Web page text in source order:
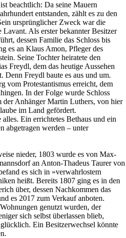
beachtlich: Da seine Mauern
entstanden, zählt es zu den
ursprünglicher Zweck war die
Als erster bekannter Besitzer
dessen Familie das Schloss bis
es an Klaus Amon, Pfleger des
Seine Tochter heiratete den
Freydl, dem das heutige Aussehen
Denn Freydl baute es aus und um.
vom Protestantismus erreicht, dem
In der Folge wurde Schloss
der Anhänger Martin Luthers, von hier
im Land gefördert.
Ein errichtetes Bethaus und ein
abgetragen werden – unter
nieder, 1803 wurde es von Max-
an Anton-Thadeus Taurer von
es sich in »verwahrlostem
heißt. Bereits 1807 ging es in den
über, dessen Nachkommen das
es 2017 zum Verkauf anboten.
genutzt wurden, der
sich selbst überlassen blieb,
Ein Besitzerwechsel könnte